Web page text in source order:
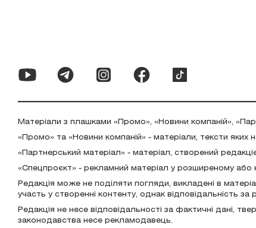
Матеріали з плашками «Промо», «Новини компаній»,
«Промо» та «Новини компаній» - матеріали, тексти яких
«Партнерський матеріал» - матеріал, створений
«Спецпроєкт» - рекламний матеріал у розширеному
Редакція може не поділяти погляди, викладені в
участь у створенні контенту, однак відповідальність
Редакція не несе відповідальності за фактичні дані,
законодавства несе рекламодавець.